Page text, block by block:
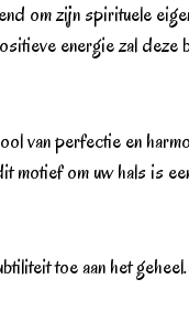
om zijn spirituele
energie zal deze
van perfectie en
motief om uw hals is
toe aan het